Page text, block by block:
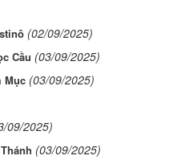
(02/09/2025)
Cầu (03/09/2025)
Mục (03/09/2025)
09/2025)
(03/09/2025)